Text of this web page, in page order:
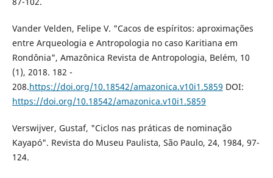
Vander Velden, Felipe V. "Cacos de espíritos: aproximações
entre Arqueologia e Antropologia no caso Karitiana em
Rondônia", Amazônica Revista de Antropologia, Belém, 10
(1), 2018. 182 -
208.https://doi.org/10.18542/amazonica.v10i1.5859 DOI:
https://doi.org/10.18542/amazonica.v10i1.5859
Verswijver, Gustaf, "Ciclos nas práticas de nominação
Kayapó". Revista do Museu Paulista, São Paulo, 24, 1984, 97-
124.